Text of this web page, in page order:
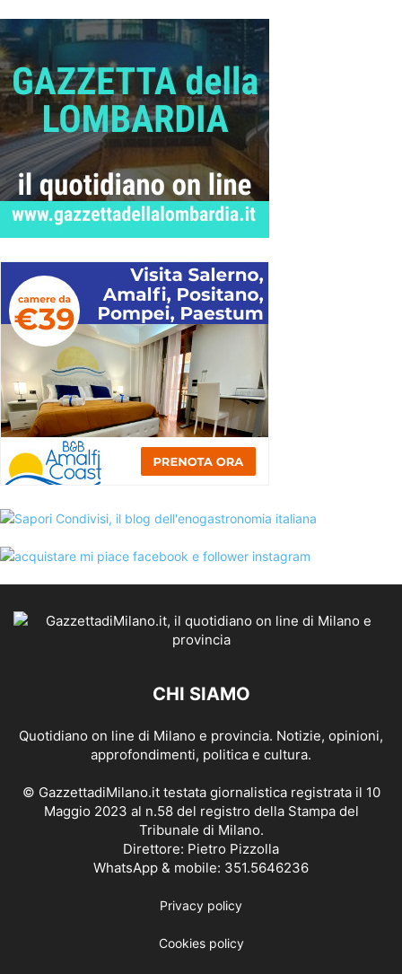
CHI SIAMO
Quotidiano on line di Milano e provincia. Notizie, opinioni,
approfondimenti, politica e cultura.
© GazzettadiMilano.it testata giornalistica registrata il 10
Maggio 2023 al n.58 del registro della Stampa del
Tribunale di Milano.
Direttore: Pietro Pizzolla
WhatsApp & mobile: 351.5646236
Privacy policy
Cookies policy